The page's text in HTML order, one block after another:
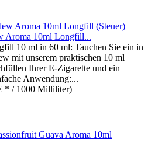
Aroma 10ml Longfill...
10 ml in 60 ml: Tauchen Sie ein in
mit unserem praktischen 10 ml
Ihrer E-Zigarette und ein
Anwendung:...
* / 1000 Milliliter)